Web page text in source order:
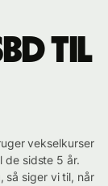
til
vekselkurser
de sidste 5 år.
så siger vi til, når